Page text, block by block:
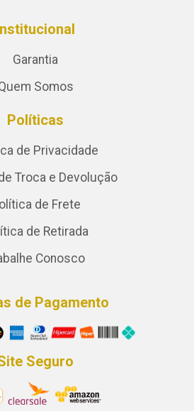
Institucional
Garantia
Somos
Políticas
de Privacidade
Troca e Devolução
de Frete
de Retirada
Conosco
de Pagamento
Seguro